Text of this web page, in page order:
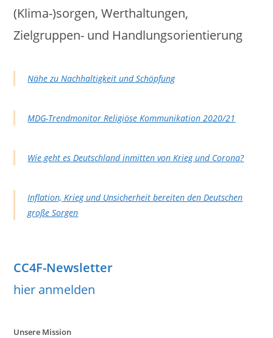
(Klima-)sorgen, Werthaltungen,
Zielgruppen- und Handlungsorientierung
Nähe zu Nachhaltigkeit und Schöpfung
MDG-Trendmonitor Religiöse Kommunikation 2020/21
Wie geht es Deutschland inmitten von Krieg und Corona?
Inflation, Krieg und Unsicherheit bereiten den Deutschen
große Sorgen
CC4F-Newsletter
hier anmelden
Unsere Mission